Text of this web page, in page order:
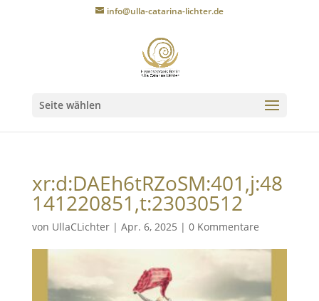
info@ulla-catarina-lichter.de
Seite wählen
xr:d:DAEh6tRZoSM:401,j:48
141220851,t:23030512
von UllaCLichter| Apr. 6, 2025 | 0 Kommentare